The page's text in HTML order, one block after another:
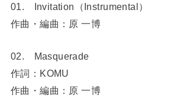
01. Invitation（Instrumental）
作曲・編曲：原 一博
02. Masquerade
作詞：KOMU
作曲・編曲：原 一博